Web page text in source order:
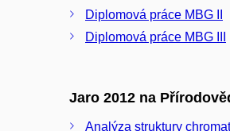
Diplomová práce MBG II
Diplomová práce MBG III
Jaro 2012 na
Analýza struktury